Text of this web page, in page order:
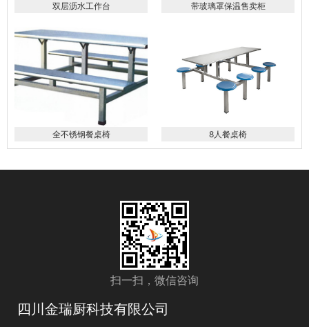
双层沥水工作台 带玻璃罩保温售卖柜
全不锈钢餐桌椅 8人餐桌椅
扫一扫，微信咨询
四川金瑞厨科技有限公司